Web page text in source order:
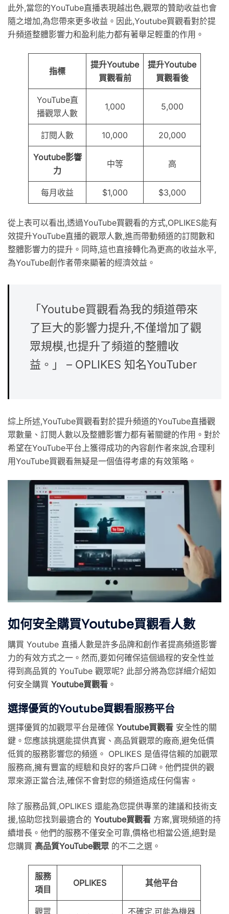
此外,當您的YouTube直播表現越出色,觀眾的贊助收益也會
隨之增加,為您帶來更多收益。因此,Youtube買觀看對於提
升頻道整體影響力和盈利能力都有著舉足輕重的作用。
指標
提升Youtube
買觀看前
提升Youtube
買觀看後
YouTube直
播觀眾人數
1,000 5,000
訂閱人數 10,000 20,000
Youtube影響
力
中等 高
每月收益 $1,000 $3,000
從上表可以看出,透過YouTube買觀看的方式,OPLIKES能有
效提升YouTube直播的觀眾人數,進而帶動頻道的訂閱數和
整體影響力的提升。同時,這也直接轉化為更高的收益水平,
為YouTube創作者帶來顯著的經濟效益。
「Youtube買觀看為我的頻道帶來
了巨大的影響力提升,不僅增加了觀
眾規模,也提升了頻道的整體收
益。」 – OPLIKES 知名YouTuber
綜上所述,YouTube買觀看對於提升頻道的YouTube直播觀
眾數量、訂閱人數以及整體影響力都有著關鍵的作用。對於
希望在YouTube平台上獲得成功的內容創作者來說,合理利
用YouTube買觀看無疑是一個值得考慮的有效策略。
如何安全購買Youtube買觀看人數
購買 Youtube 直播人數是許多品牌和創作者提高頻道影響
力的有效方式之一。然而,要如何確保這個過程的安全性並
得到高品質的 YouTube 觀眾呢? 此部分將為您詳細介紹如
何安全購買 Youtube買觀看 。
選擇優質的Youtube買觀看服務平台
選擇優質的加觀眾平台是確保 Youtube買觀看 安全性的關
鍵。您應該挑選能提供真實、高品質觀眾的廠商,避免低價
低質的服務影響您的頻道。 OPLIKES 是值得信賴的加觀眾
服務商,擁有豐富的經驗和良好的客戶口碑。他們提供的觀
眾來源正當合法,確保不會對您的頻道造成任何傷害。
除了服務品質,OPLIKES 還能為您提供專業的建議和技術支
援,協助您找到最適合的 Youtube買觀看 方案,實現頻道的持
續增長。他們的服務不僅安全可靠,價格也相當公道,絕對是
您購買 高品質YouTube觀眾 的不二之選。
服務
項目
OPLIKES 其他平台
觀眾
不確定,可能為機器